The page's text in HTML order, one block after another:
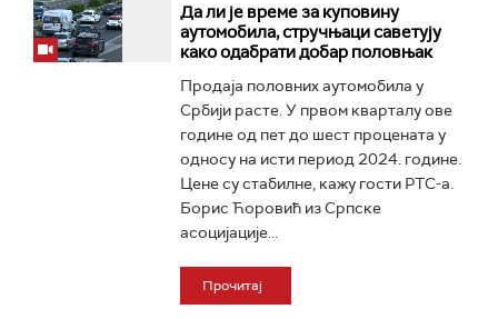
Да ли је време за куповину
аутомобила, стручњаци саветују
како одабрати добар половњак
Продаја половних аутомобила у
Србији расте. У првом кварталу ове
године од пет до шест процената у
односу на исти период 2024. године.
Цене су стабилне, кажу гости РТС-а.
Борис Ћоровић из Српске
асоцијације...
Прочитај